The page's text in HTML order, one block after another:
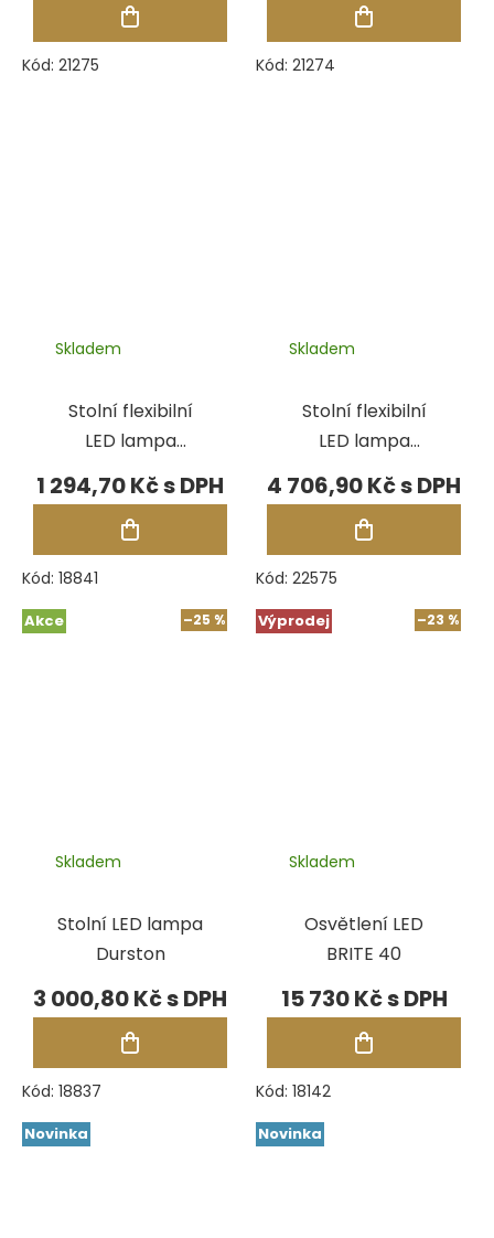
Kód: 21275 Kód: 21274
Stolní flexibilní
LED lampa
Durston
Skladem
1 294,70 Kč
Kód: 18841
Stolní flexibilní
LED lampa
DAYLIGHT
SLIMLINE 4
Skladem
4 706,90 Kč
Kód: 22575
Akce –25 %
Stolní LED lampa
Durston
Skladem
3 000,80 Kč
Kód: 18837
Výprodej –23 %
Osvětlení LED
BRITE 40
Skladem
15 730 Kč
Kód: 18142
Novinka Novinka